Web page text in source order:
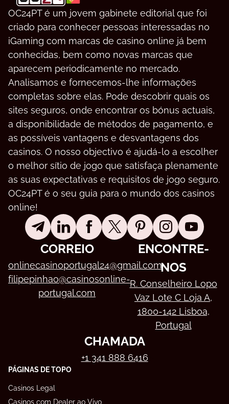
OC24PT é um jovem gabinete editorial que foi
criado para conhecer pessoas interessadas no
iGaming com marcas de casino online já bem
conhecidas, bem como novas marcas que
aparecem periodicamente no mercado.
Analisamos e fornecemos-lhe informações
completas sobre elas. Pode descobrir quais os
sites seguros, onde encontrar os bónus actuais,
a disponibilidade de métodos de pagamento, e
as possíveis vantagens e desvantagens dos
casinos. O nosso objectivo é ajudá-lo a escolher
o melhor sítio de jogo que satisfaça plenamente
as suas expectativas e requisitos de jogo seguro.
OC24PT é o seu guia para o mundo dos casinos
online!
CORREIO
onlinecasinoportugal24@gmail.com
filipepinhao@casinosonline-
portugal.com
ENCONTRE-
NOS
R. Conselheiro Lopo
Vaz Lote C Loja A,
1800-142 Lisboa,
Portugal
CHAMADA
+1 341 888 6416
PÁGINAS DE TOPO
Casinos Legal
Casinos com Dealer ao Vivo